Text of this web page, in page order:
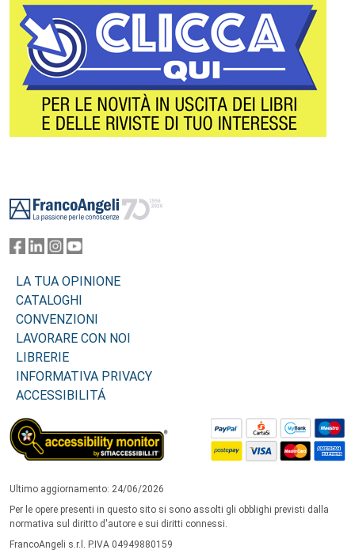
LA TUA OPINIONE
CATALOGHI
CONVENZIONI
LAVORARE CON NOI
LIBRERIE
INFORMATIVA PRIVACY
ACCESSIBILITÁ
Ultimo aggiornamento: 24/06/2026
Per le opere presenti in questo sito si sono assolti gli obblighi previsti dalla
normativa sul diritto d'autore e sui diritti connessi.
FrancoAngeli s.r.l. P.IVA 04949880159